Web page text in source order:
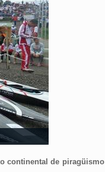
continental de piragüismo